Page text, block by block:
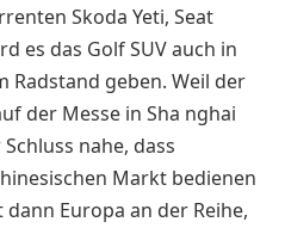
Skoda Yeti, Seat
es das Golf SUV auch in
Radstand geben. Weil der
der Messe in Sha nghai
nahe, dass
Markt bedienen
Europa an der Reihe,